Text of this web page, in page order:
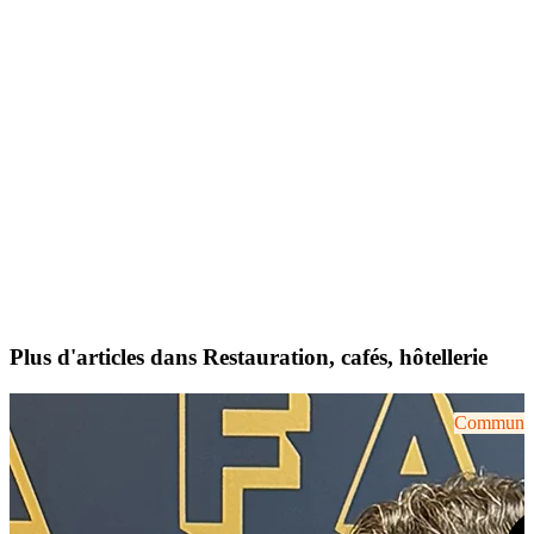
Plus d'articles dans Restauration, cafés, hôtellerie